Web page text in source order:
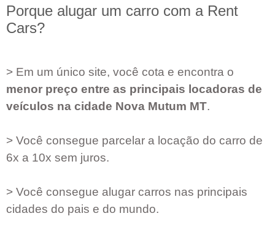
Porque alugar um carro com a Rent
Cars?
> Em um único site, você cota e encontra o
menor preço entre as principais locadoras de
veículos na cidade Nova Mutum MT.
> Você consegue parcelar a locação do carro de
6x a 10x sem juros.
> Você consegue alugar carros nas principais
cidades do pais e do mundo.